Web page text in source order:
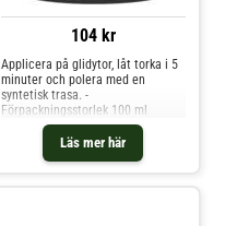
104 kr
Läs mer här
Applicera på glidytor, låt torka i 5
minuter och polera med en
syntetisk trasa. -
Förpackningsstorlek 100 ml